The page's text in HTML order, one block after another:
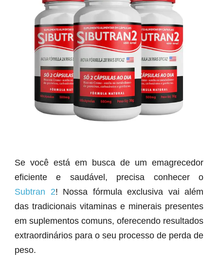
Se você está em busca de um emagrecedor
eficiente e saudável, precisa conhecer o
Subtran 2! Nossa fórmula exclusiva vai além
das tradicionais vitaminas e minerais presentes
em suplementos comuns, oferecendo resultados
extraordinários para o seu processo de perda de
peso.